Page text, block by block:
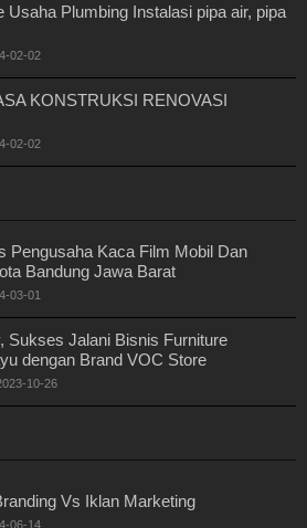
Usaha Plumbing Instalasi pipa air, pipa
02-02
KONSTRUKSI RENOVASI
02-02
Pengusaha Kaca Film Mobil Dan
Bandung Jawa Barat
03-01
Sukses Jalani Bisnis Furniture
dengan Brand VOC Store
10-26
Vs Iklan Marketing
06-14